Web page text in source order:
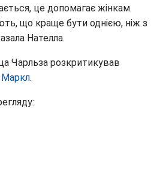
це допомагає жінкам.
що краще бути однією, ніж з
Нателла.
Чарльза розкритикував
Маркл.